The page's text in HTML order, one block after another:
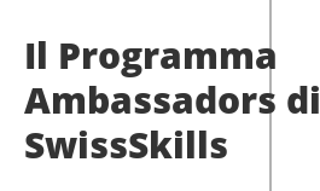
Il Programma
Ambassadors di
SwissSkills